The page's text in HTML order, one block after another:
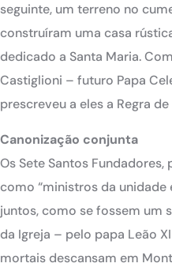
seguinte, um terreno no
construíram uma casa
dedicado a Santa Maria.
Castiglioni – futuro Papa
prescreveu a eles a Regra
Canonização conjunta
Os Sete Santos
como “ministros da unidade
juntos, como se fossem um
da Igreja – pelo papa Leão
mortais descansam em